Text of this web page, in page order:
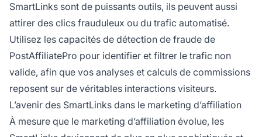
SmartLinks sont de puissants outils, ils peuvent aussi
attirer des clics frauduleux ou du trafic automatisé.
Utilisez les capacités de détection de fraude de
PostAffiliatePro pour identifier et filtrer le trafic non
valide, afin que vos analyses et calculs de commissions
reposent sur de véritables interactions visiteurs.
L’avenir des SmartLinks dans le marketing d’affiliation
À mesure que le marketing d’affiliation évolue, les